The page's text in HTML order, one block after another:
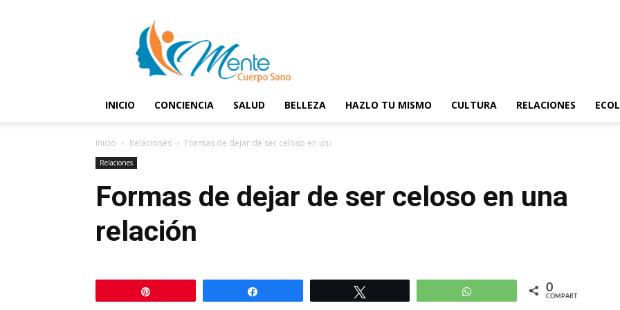
Cuerpo
Sano
INICIO CONCIENCIA SALUD BELLEZA HAZLO TU MISMO CULTURA RELACIONES
Inicio Relaciones Formas de dejar de ser celoso en una relación
Relaciones
Formas de dejar de ser celoso en una
relación
0
COMPARTIR